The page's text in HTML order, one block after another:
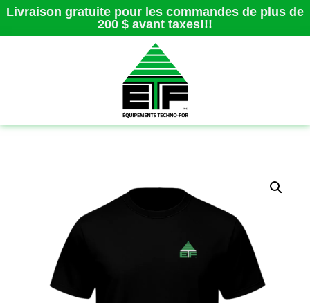
Livraison gratuite pour les commandes de plus de
200 $ avant taxes!!!